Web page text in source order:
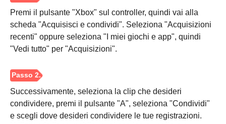
Premi il pulsante "Xbox" sul controller, quindi vai alla
scheda "Acquisisci e condividi". Seleziona "Acquisizioni
recenti" oppure seleziona "I miei giochi e app", quindi
"Vedi tutto" per "Acquisizioni".
Successivamente, seleziona la clip che desideri
condividere, premi il pulsante "A", seleziona "Condividi"
e scegli dove desideri condividere le tue registrazioni.